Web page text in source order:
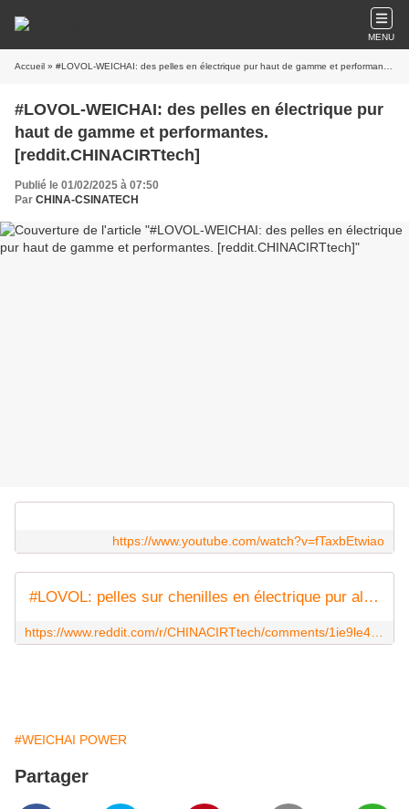
MENU
Accueil » #LOVOL-WEICHAI: des pelles en électrique pur haut de gamme et performantes. [reddit.CHINACIRTtech]
#LOVOL-WEICHAI: des pelles en électrique pur
haut de gamme et performantes.
[reddit.CHINACIRTtech]
Publié le 01/02/2025 à 07:50
Par CHINA-CSINATECH
https://www.youtube.com/watch?v=fTaxbEtwiao
#LOVOL: pelles sur chenilles en électrique pur alliant modernité, conception modulaire, haute puissance hydraulique et économies réelles (pure electric crawler excavators combining modernity, modular design, high hydraulic power and real savings)
#WEICHAI POWER
Partager